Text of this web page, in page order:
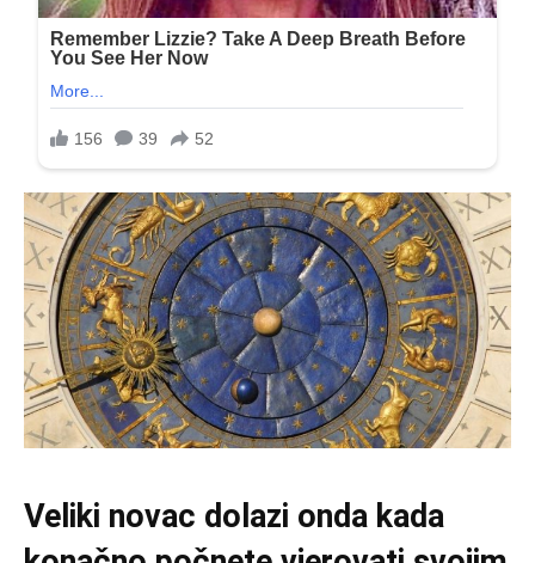
Veliki novac dolazi onda kada